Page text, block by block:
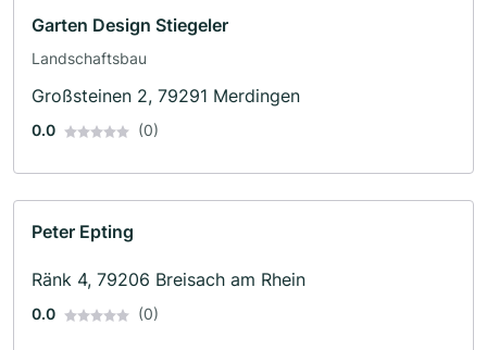
Garten Design Stiegeler
Landschaftsbau
Großsteinen 2, 79291 Merdingen
0.0 (0)
Peter Epting
Ränk 4, 79206 Breisach am Rhein
0.0 (0)